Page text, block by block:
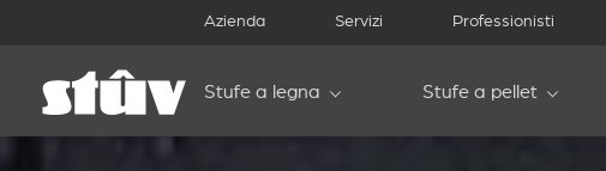
Azienda Servizi Professionisti
Stufe a legna Stufe a pellet